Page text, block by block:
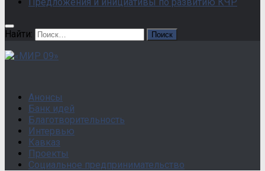
Найти:
Анонсы
Банк идей
Благотворительность
Интервью
Кавказ
Проекты
Социальное предпринимательство